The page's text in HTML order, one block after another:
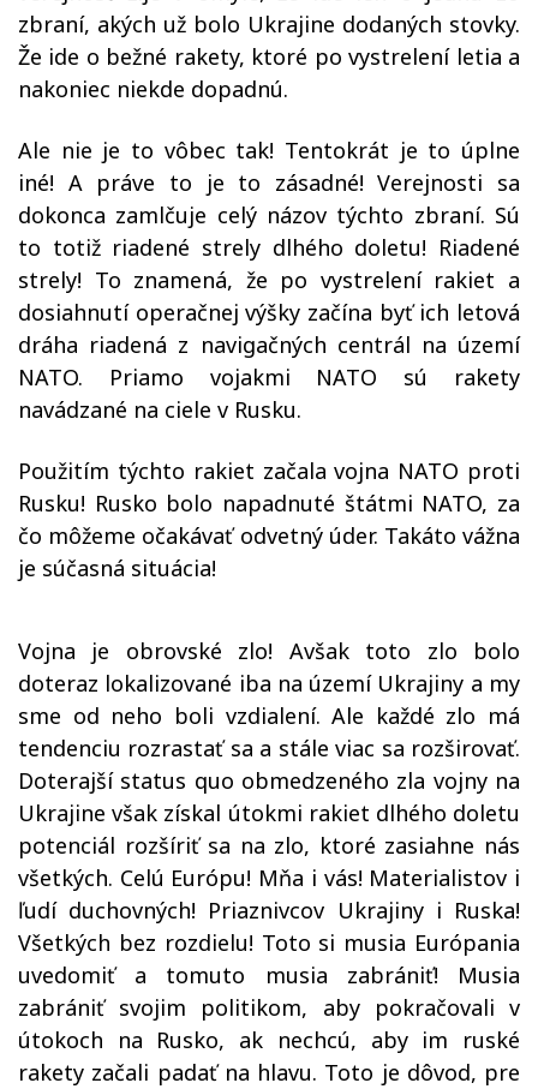
zbraní, akých už bolo Ukrajine dodaných stovky.
Že ide o bežné rakety, ktoré po vystrelení letia a
nakoniec niekde dopadnú.
Ale nie je to vôbec tak! Tentokrát je to úplne
iné! A práve to je to zásadné! Verejnosti sa
dokonca zamlčuje celý názov týchto zbraní. Sú
to totiž riadené strely dlhého doletu! Riadené
strely! To znamená, že po vystrelení rakiet a
dosiahnutí operačnej výšky začína byť ich letová
dráha riadená z navigačných centrál na území
NATO. Priamo vojakmi NATO sú rakety
navádzané na ciele v Rusku.
Použitím týchto rakiet začala vojna NATO proti
Rusku! Rusko bolo napadnuté štátmi NATO, za
čo môžeme očakávať odvetný úder. Takáto vážna
je súčasná situácia!
Vojna je obrovské zlo! Avšak toto zlo bolo
doteraz lokalizované iba na území Ukrajiny a my
sme od neho boli vzdialení. Ale každé zlo má
tendenciu rozrastať sa a stále viac sa rozširovať.
Doterajší status quo obmedzeného zla vojny na
Ukrajine však získal útokmi rakiet dlhého doletu
potenciál rozšíriť sa na zlo, ktoré zasiahne nás
všetkých. Celú Európu! Mňa i vás! Materialistov i
ľudí duchovných! Priaznivcov Ukrajiny i Ruska!
Všetkých bez rozdielu! Toto si musia Európania
uvedomiť a tomuto musia zabrániť! Musia
zabrániť svojim politikom, aby pokračovali v
útokoch na Rusko, ak nechcú, aby im ruské
rakety začali padať na hlavu. Toto je dôvod, pre